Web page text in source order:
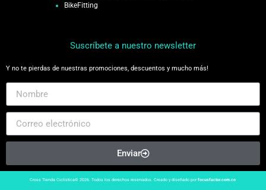
BikeFitting
Suscríbete a nuestro newsletter
Y no te pierdas de nuestras promociones, descuentos y mucho más!
Enviar
Cross Tienda Ciclística© 2026. Todos los derechos reservados. Creado y diseñado porfocusfactor.com.co